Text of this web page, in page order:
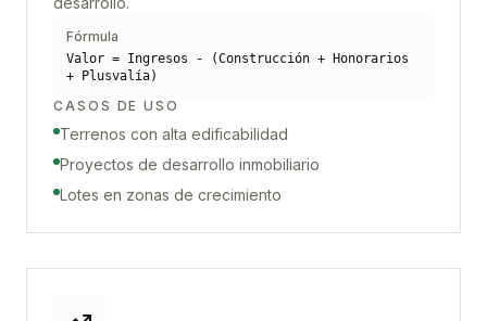
Fórmula
Valor = Ingresos - (Construcción + Honorarios
+ Plusvalía)
CASOS DE USO
Terrenos con alta edificabilidad
Proyectos de desarrollo inmobiliario
Lotes en zonas de crecimiento